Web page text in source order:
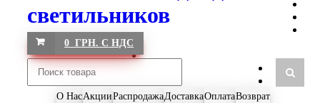
0 ГРН. С НДС
О НасАкцииРаспродажаДоставкаОплатаВозврат